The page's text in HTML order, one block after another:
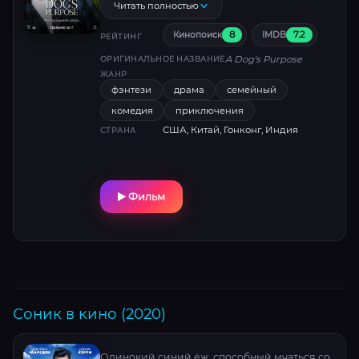
учится любить, спасать и находить дорогу
домой. Трогательное путешествие, где
каждый виляющий хвост — шаг к разгадке
вечной тайны.
Читать полностью
РЕЙТИНГ Кинопоиск 8 IMDB 7.2
ОРИГИНАЛЬНОЕ НАЗВАНИЕA Dog's Purpose
ЖАНР
фэнтези драма
семейный
комедия
приключения
СТРАНА США, Китай, Гонконг, Индия
Фильм
Соник в кино (2020)